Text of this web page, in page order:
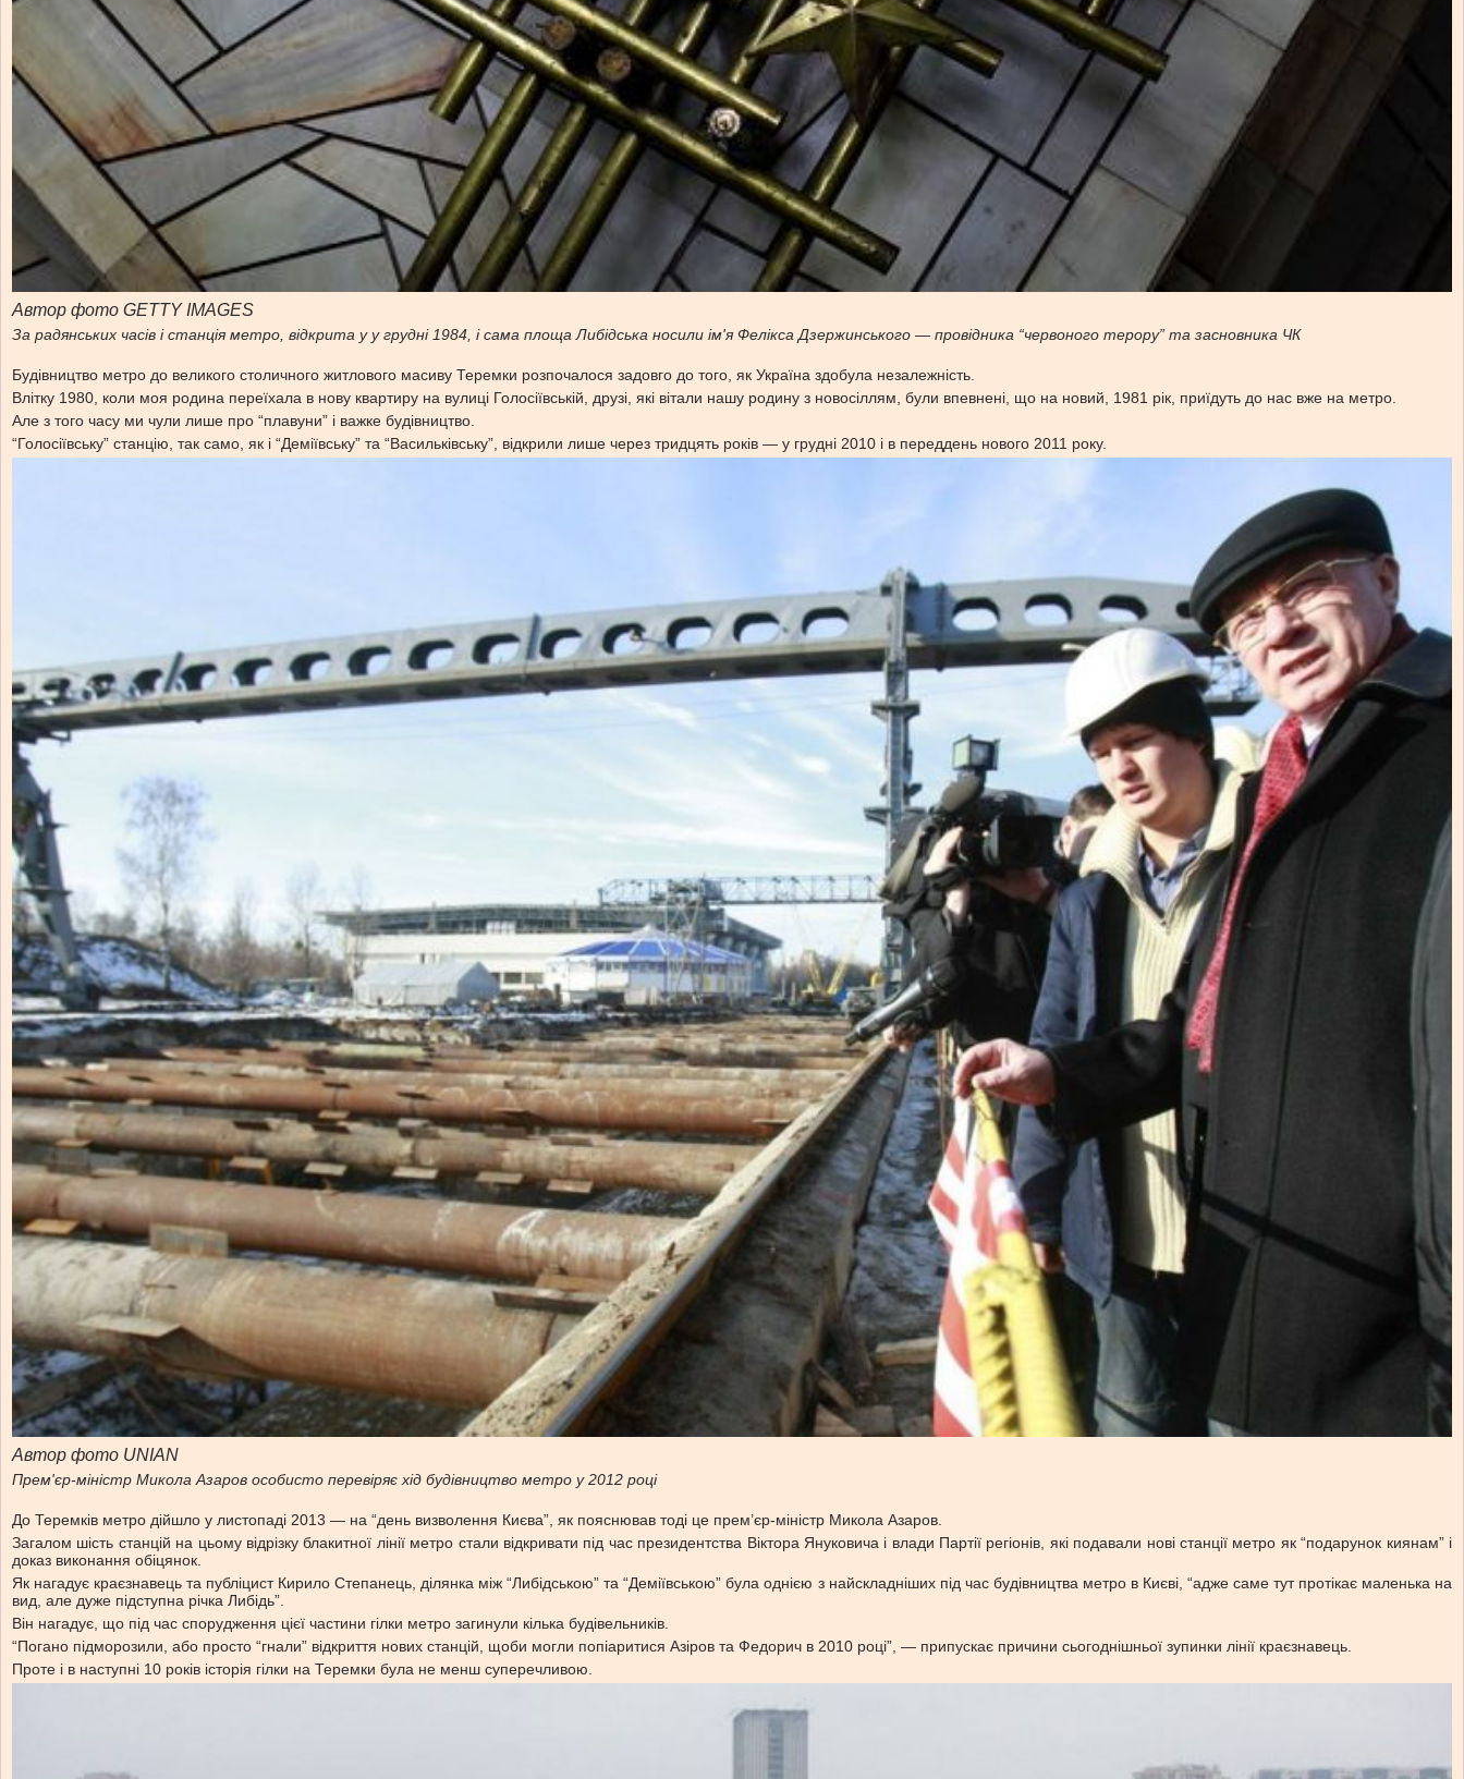
Автор фото GETTY IMAGES
За радянських часів і станція метро, відкрита у у грудні 1984, і сама площа Либідська носили ім'я Фелікса Дзержинського — провідника “червоного терору” та засновника ЧК
Будівництво метро до великого столичного житлового масиву Теремки розпочалося задовго до того, як Україна здобула незалежність.
Влітку 1980, коли моя родина переїхала в нову квартиру на вулиці Голосіївській, друзі, які вітали нашу родину з новосіллям, були впевнені, що на новий, 1981 рік, приїдуть до нас вже на метро.
Але з того часу ми чули лише про “плавуни” і важке будівництво.
“Голосіївську” станцію, так само, як і “Деміївську” та “Васильківську”, відкрили лише через тридцять років — у грудні 2010 і в переддень нового 2011 року.
Автор фото UNIAN
Прем'єр-міністр Микола Азаров особисто перевіряє хід будівництво метро у 2012 році
До Теремків метро дійшло у листопаді 2013 — на “день визволення Києва”, як пояснював тоді це прем’єр-міністр Микола Азаров.
Загалом шість станцій на цьому відрізку блакитної лінії метро стали відкривати під час президентства Віктора Януковича і влади Партії регіонів, які подавали нові станції метро як “подарунок киянам” і
доказ виконання обіцянок.
Як нагадує краєзнавець та публіцист Кирило Степанець, ділянка між “Либідською” та “Деміївською” була однією з найскладніших під час будівництва метро в Києві, “адже саме тут протікає маленька на
вид, але дуже підступна річка Либідь”.
Він нагадує, що під час спорудження цієї частини гілки метро загинули кілька будівельників.
“Погано підморозили, або просто “гнали” відкриття нових станцій, щоби могли попіаритися Азіров та Федорич в 2010 році”, — припускає причини сьогоднішньої зупинки лінії краєзнавець.
Проте і в наступні 10 років історія гілки на Теремки була не менш суперечливою.